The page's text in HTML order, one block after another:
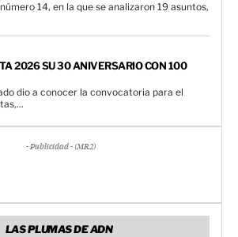
14, en la que se analizaron 19 asuntos,
2026 SU 30 ANIVERSARIO CON 100
dio a conocer la convocatoria para el
- Publicidad - (MR2)
LAS PLUMAS DE ADN